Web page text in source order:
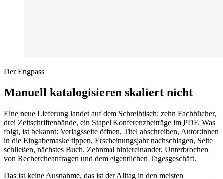
Der Engpass
Manuell katalogisieren skaliert nicht
Eine neue Lieferung landet auf dem Schreibtisch: zehn Fachbücher,
drei Zeitschriftenbände, ein Stapel Konferenzbeiträge im PDF. Was
folgt, ist bekannt: Verlagsseite öffnen, Titel abschreiben, Autor:innen
in die Eingabemaske tippen, Erscheinungsjahr nachschlagen, Seite
schließen, nächstes Buch. Zehnmal hintereinander. Unterbrochen
von Rechercheanfragen und dem eigentlichen Tagesgeschäft.
Das ist keine Ausnahme, das ist der Alltag in den meisten